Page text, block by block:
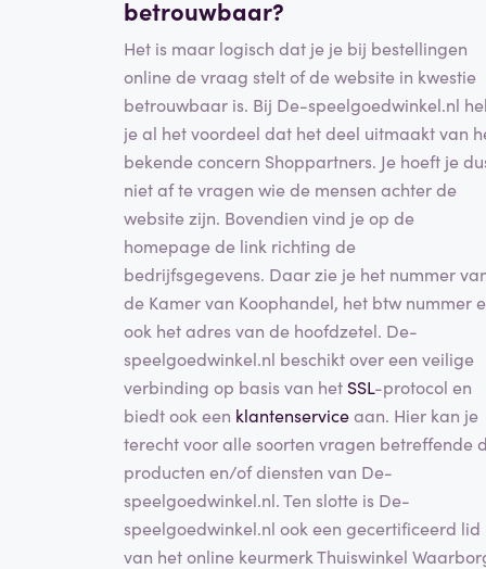
betrouwbaar?
Het is maar logisch dat je je bij bestellingen
online de vraag stelt of de website in kwestie
betrouwbaar is. Bij De-speelgoedwinkel.nl
je al het voordeel dat het deel uitmaakt van
bekende concern Shoppartners. Je hoeft je
niet af te vragen wie de mensen achter de
website zijn. Bovendien vind je op de
homepage de link richting de
bedrijfsgegevens. Daar zie je het nummer
de Kamer van Koophandel, het btw nummer
ook het adres van de hoofdzetel. De-
speelgoedwinkel.nl beschikt over een veilige
verbinding op basis van het SSL-protocol en
biedt ook een klantenserviceaan. Hier kan je
terecht voor alle soorten vragen betreffende
producten en/of diensten van De-
speelgoedwinkel.nl. Ten slotte is De-
speelgoedwinkel.nl ook een gecertificeerd lid
van het online keurmerk Thuiswinkel